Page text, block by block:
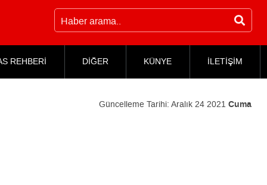
REHBERİ DİĞER KÜNYE İLETİŞİM
Güncelleme Tarihi: Aralık 24 2021 Cuma